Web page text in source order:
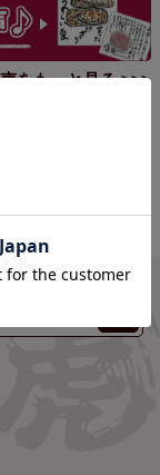
をもっと見る >>>